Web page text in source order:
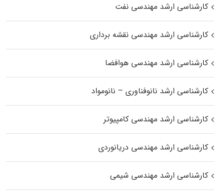
کارشناسی ارشد مهندسی نفت
کارشناسی ارشد مهندسی نقشه برداری
کارشناسی ارشد مهندسی هوافضا
کارشناسی ارشد نانوفناوری – نانومواد
کارشناسی ارشد مهندسی کامپیوتر
کارشناسی ارشد مهندسی دریانوردی
کارشناسی ارشد مهندسی شیمی